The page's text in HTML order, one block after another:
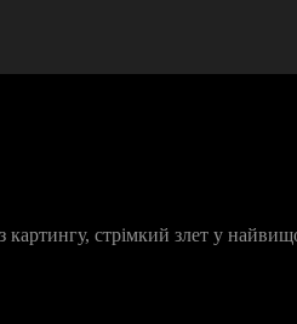
картингу, стрімкий злет у